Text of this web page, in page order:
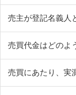
売主が登記名義人
売買代金はどのよ
売買にあたり、実